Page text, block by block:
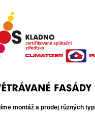
montáž a prodej různých